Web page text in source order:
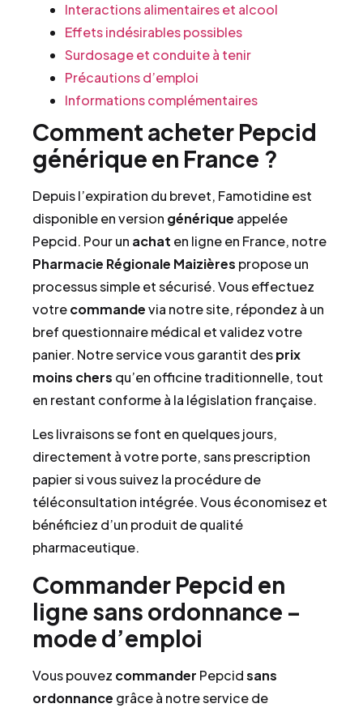
Interactions alimentaires et alcool
Effets indésirables possibles
Surdosage et conduite à tenir
Précautions d’emploi
Informations complémentaires
Comment acheter Pepcid
générique en France ?
Depuis l’expiration du brevet, Famotidine est
disponible en version générique appelée
Pepcid. Pour un achat en ligne en France, notre
Pharmacie Régionale Maizières propose un
processus simple et sécurisé. Vous effectuez
votrecommandevia notre site, répondez à un
bref questionnaire médical et validez votre
panier. Notre service vous garantit desprix
moins chers qu’en officine traditionnelle, tout
en restant conforme à la législation française.
Les livraisons se font en quelques jours,
directement à votre porte, sans prescription
papier si vous suivez la procédure de
téléconsultation intégrée. Vous économisez et
bénéficiez d’un produit de qualité
pharmaceutique.
Commander Pepcid en
ligne sans ordonnance –
mode d’emploi
Vous pouvez commander Pepcidsans
ordonnance grâce à notre service de